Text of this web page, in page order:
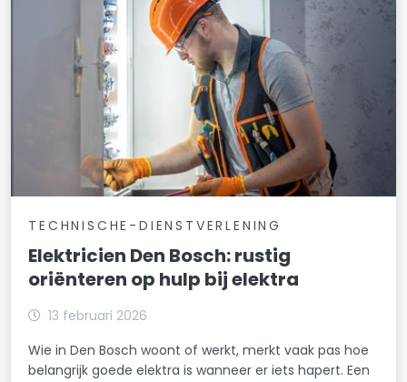
TECHNISCHE-DIENSTVERLENING
Elektricien Den Bosch: rustig
oriënteren op hulp bij elektra
13 februari 2026
Wie in Den Bosch woont of werkt, merkt vaak pas hoe
belangrijk goede elektra is wanneer er iets hapert. Een